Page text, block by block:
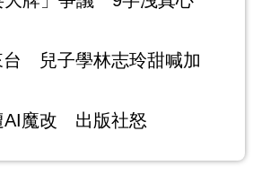
台 兒子學林志玲甜喊加
AI魔改 出版社怒